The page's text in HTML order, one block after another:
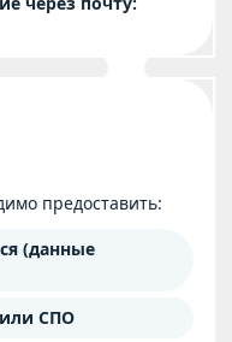
предоставить:
(данные
СПО